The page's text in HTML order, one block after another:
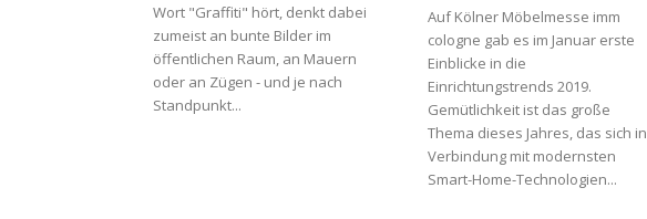
Wort "Graffiti" hört, denkt dabei
zumeist an bunte Bilder im
öffentlichen Raum, an Mauern
oder an Zügen - und je nach
Standpunkt...
Auf Kölner Möbelmesse imm
cologne gab es im Januar erste
Einblicke in die
Einrichtungstrends 2019.
Gemütlichkeit ist das große
Thema dieses Jahres, das sich in
Verbindung mit modernsten
Smart-Home-Technologien...